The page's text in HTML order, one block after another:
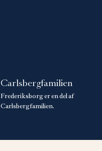
Carlsbergfamilien
Frederiksborg er en del af
Carlsbergfamilien.